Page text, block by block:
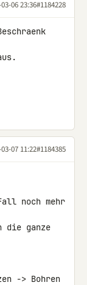
06 23:36#1184228
07 11:22#1184385
noch mehr
ganze
-> Bohren